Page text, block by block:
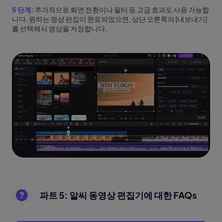
5 단계: 추가적으로 화면 전환이나 필터 등 고급 효과도 사용 가능합
니다. 원하는 영상 편집이 완료되었으면, 상단 오른쪽의 [내보내기]
를 선택해서 영상을 저장합니다.
파트 5: 알씨 동영상 편집기에 대한 FAQs